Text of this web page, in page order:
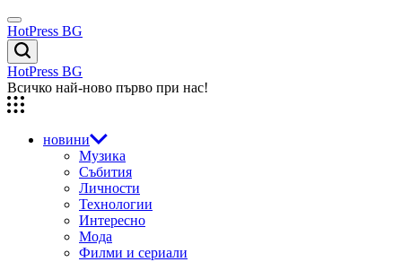
Skip
to
content
Menu
HotPress BG
Търсене
HotPress BG
Всичко най-ново първо при нас!
новини
Музика
Събития
Личности
Технологии
Интересно
Мода
Филми и сериали